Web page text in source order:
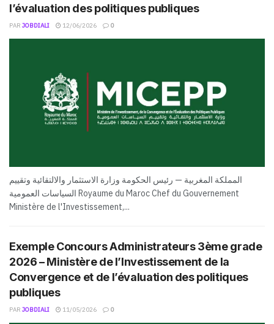
l’évaluation des politiques publiques
PAR JOBDIALI 12/06/2026 0
المملكة المغربية — رئيس الحكومة وزارة الاستثمار والالتقائية وتقييم
السياسات العمومية Royaume du Maroc Chef du Gouvernement
Ministère de l'Investissement,...
Exemple Concours Administrateurs 3ème grade
2026 – Ministère de l’Investissement de la
Convergence et de l’évaluation des politiques
publiques
PAR JOBDIALI 11/05/2026 0